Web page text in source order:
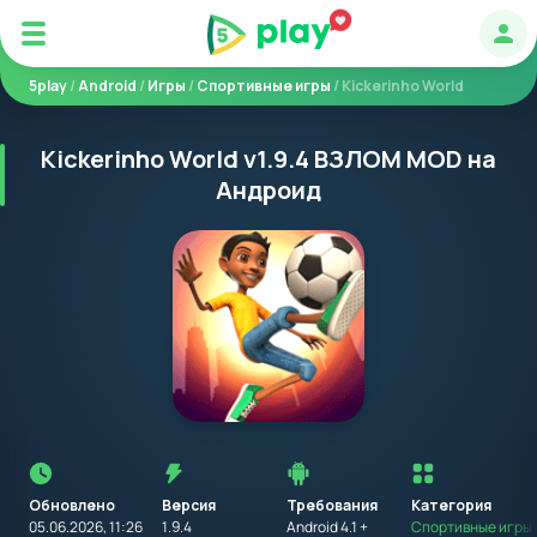
5play/Android /Игры /Спортивные игры / Kickerinho World
Kickerinho World v1.9.4 ВЗЛОМ MOD на
Андроид
Обновлено
05.06.2026, 11:26
Версия
1.9.4
Требования
Android 4.1 +
установкой
приложения
на
устройство
Категория
Спортивные игры